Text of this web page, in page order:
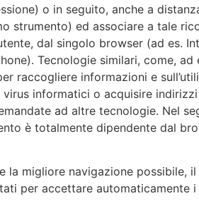
o in seguito, anche a
strumento) ed associare a tale
dal singolo browser (ad es.
Tecnologie similari, come,
raccogliere informazioni e
virus informatici o acquisire
ad altre tecnologie. Nel
è totalmente dipendente dal
la migliore navigazione
per accettare automaticamente i